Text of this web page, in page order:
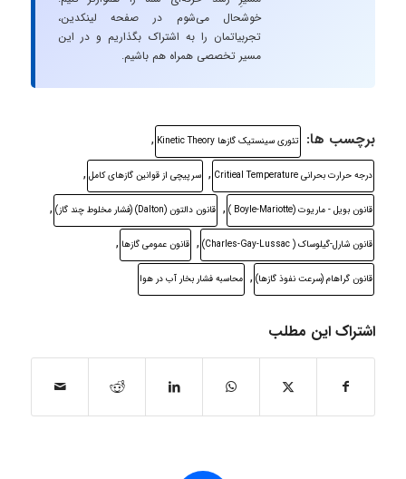
خوشحال می‌شوم در صفحه لینکدین،
تجربیاتمان را به اشتراک بگذاریم و در این
مسیر تخصصی همراه هم باشیم.
برچسب ها: تئوری سینستیک گازها Kinetic Theory ,
درجه حرارت بحرانی Critieal Temperature , سرپیچی از قوانین گازهای کامل ,
قانون بویل - ماريوت (Boyle-Mariotte ) , قانون دالتون (Dalton) (فشار مخلوط چند گاز) ,
قانون شارل-گیلوساک ( Charles-Gay-Lussac) , قانون عمومی گازها ,
قانون گراهام (سرعت نفوذ گازها) , محاسبه فشار بخار آب در هوا
اشتراک این مطلب